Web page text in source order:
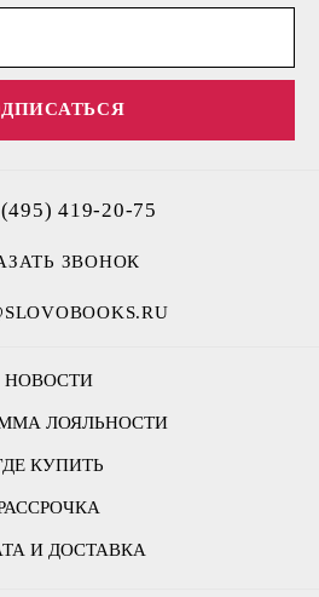
НОВОСТИ
ЛОЯЛЬНОСТИ
КУПИТЬ
И ДОСТАВКА
419-20-75
ЗВОНОК